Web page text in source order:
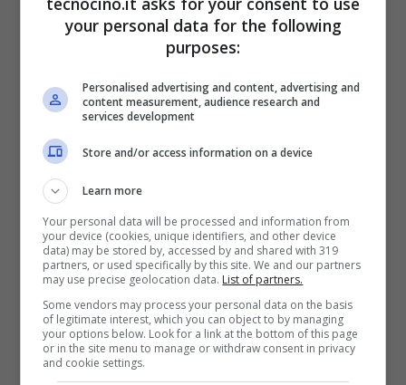
your personal data for the following
purposes:
Personalised advertising and content, advertising and
content measurement, audience research and
services development
Store and/or access information on a device
Learn more
Your personal data will be processed and information from
your device (cookies, unique identifiers, and other device
data) may be stored by, accessed by and shared with 319
partners, or used specifically by this site. We and our partners
may use precise geolocation data. List of partners.
Some vendors may process your personal data on the basis
of legitimate interest, which you can object to by managing
your options below. Look for a link at the bottom of this page
or in the site menu to manage or withdraw consent in privacy
and cookie settings.